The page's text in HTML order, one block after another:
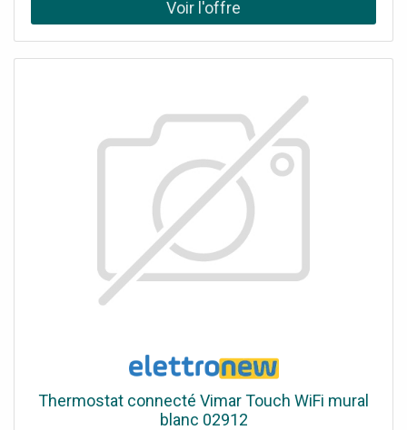
Thermostat connecté Vimar Touch WiFi mural
blanc 02912